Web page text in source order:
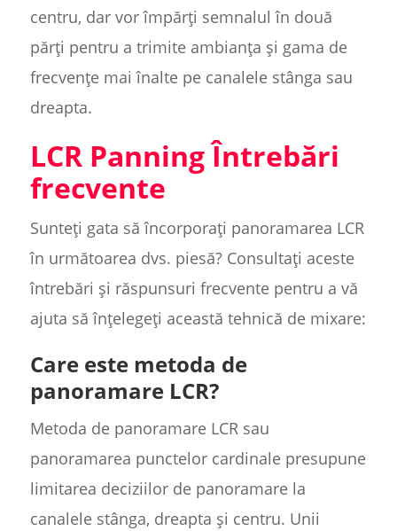
centru, dar vor împărți semnalul în două
părți pentru a trimite ambianța și gama de
frecvențe mai înalte pe canalele stânga sau
dreapta.
LCR Panning Întrebări
frecvente
Sunteți gata să încorporați panoramarea LCR
în următoarea dvs. piesă? Consultați aceste
întrebări și răspunsuri frecvente pentru a vă
ajuta să înțelegeți această tehnică de mixare:
Care este metoda de
panoramare LCR?
Metoda de panoramare LCR sau
panoramarea punctelor cardinale presupune
limitarea deciziilor de panoramare la
canalele stânga, dreapta și centru. Unii